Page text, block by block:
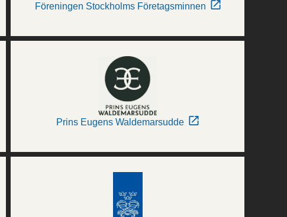
Föreningen Stockholms Företagsminnen
Prins Eugens Waldemarsudde